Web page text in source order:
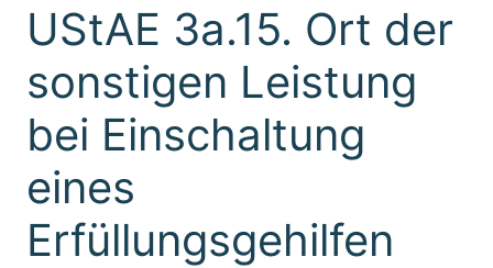
UStAE 3a.15. Ort der
sonstigen Leistung
bei Einschaltung
eines
Erfüllungsgehilfen